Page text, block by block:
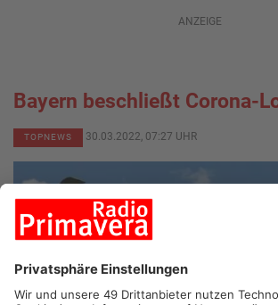
ANZEIGE
Bayern beschließt Corona-
TOPNEWS 30.03.2022, 07:27 UHR